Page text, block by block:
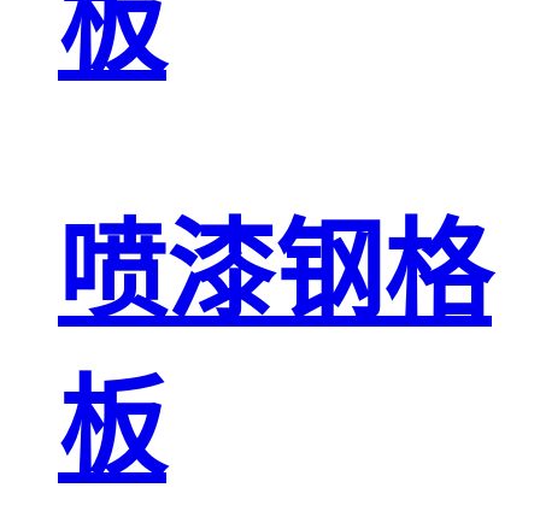
板
喷漆钢格
板